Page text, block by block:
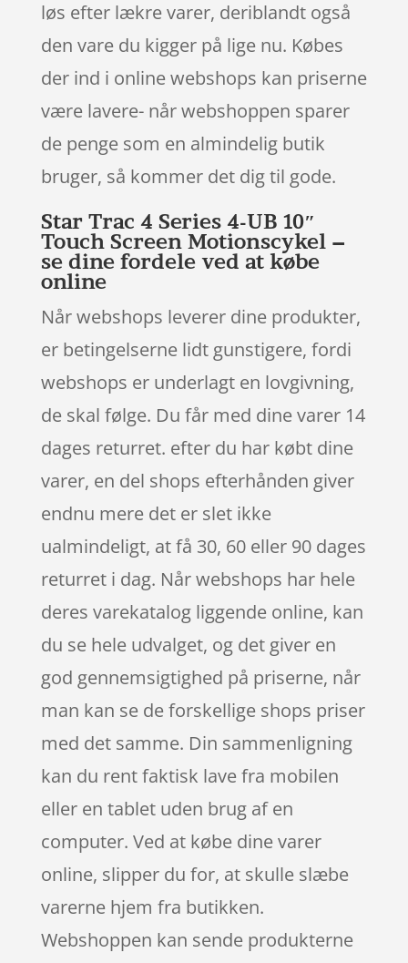
løs efter lækre varer, deriblandt også
den vare du kigger på lige nu. Købes
der ind i online webshops kan priserne
være lavere- når webshoppen sparer
de penge som en almindelig butik
bruger, så kommer det dig til gode.
Star Trac 4 Series 4-UB 10″
Touch Screen Motionscykel –
se dine fordele ved at købe
online
Når webshops leverer dine produkter,
er betingelserne lidt gunstigere, fordi
webshops er underlagt en lovgivning,
de skal følge. Du får med dine varer 14
dages returret. efter du har købt dine
varer, en del shops efterhånden giver
endnu mere det er slet ikke
ualmindeligt, at få 30, 60 eller 90 dages
returret i dag. Når webshops har hele
deres varekatalog liggende online, kan
du se hele udvalget, og det giver en
god gennemsigtighed på priserne, når
man kan se de forskellige shops priser
med det samme. Din sammenligning
kan du rent faktisk lave fra mobilen
eller en tablet uden brug af en
computer. Ved at købe dine varer
online, slipper du for, at skulle slæbe
varerne hjem fra butikken.
Webshoppen kan sende produkterne